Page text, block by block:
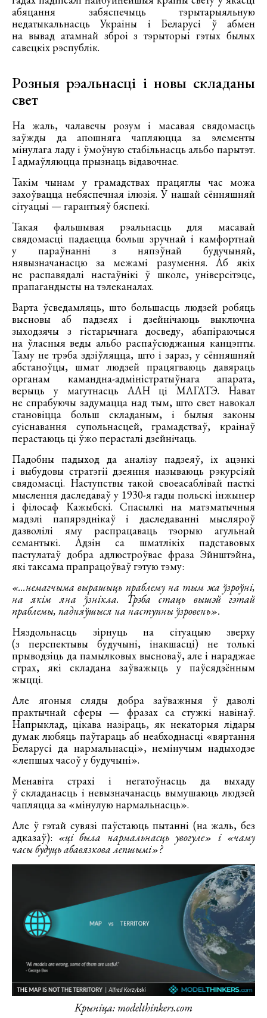
абяцання забяспечыць тэрытарыяльную
недатыкальнасць Украіны і Беларусі ў абмен
на вывад атамнай зброі з тэрыторыі гэтых былых
савецкіх рэспублік.
Розныя рэальнасці і новы складаны
свет
На жаль, чалавечы розум і масавая свядомасць
заўжды да апошняга чапляюцца за элементы
мінулага ладу і ўмоўную стабільнасць альбо парытэт.
І адмаўляюцца прызнаць відавочнае.
Такім чынам у грамадствах працяглы час можа
захоўвацца небяспечная ілюзія. У нашай сённяшняй
сітуацыі — гарантыяў бяспекі.
Такая фальшывая рэальнасць для масавай
свядомасці падаецца больш зручнай і камфортнай
у параўнанні з няпэўнай будучыняй,
нявызначанасцю за межамі разумення. Аб якіх
не распавядалі настаўнікі ў школе, універсітэце,
прапагандысты на тэлеканалах.
Варта ўсведамляць, што большасць людзей робяць
высновы аб падзеях і дзейнічаюць выключна
зыходзячы з гістарычнага досведу, абапіраючыся
на ўласныя веды альбо распаўсюджаныя канцэпты.
Таму не трэба здзіўляцца, што і зараз, у сённяшняй
абстаноўцы, шмат людзей працягваюць давяраць
органам камандна-адміністратыўнага апарата,
верыць у магутнасць ААН ці МАГАТЭ. Нават
не спрабуючы задумацца над тым, што свет навокал
становіцца больш складаным, і былыя законы
суіснавання супольнасцей, грамадстваў, краінаў
перастаюць ці ўжо перасталі дзейнічаць.
Падобны падыход да аналізу падзеяў, іх ацэнкі
і выбудовы стратэгіі дзеяння называюць рэкурсіяй
свядомасці. Наступствы такой своеасаблівай пасткі
мыслення даследаваў у 1930-я гады польскі інжынер
і філосаф Кажыбскі. Спасылкі на матэматычныя
мадэлі папярэднікаў і даследаванні мысляроў
дазволілі яму распрацаваць тэорыю агульнай
семантыкі. Адзін са шматлікіх падставовых
пастулатаў добра адлюстроўвае фраза Эйнштэйна,
які таксама прапрацоўваў гэтую тэму:
«...немагчыма вырашыць праблему на тым жа ўзроўні,
на якім яна ўзнікла. Трэба стаць вышэй гэтай
праблемы, падняўшыся на наступны ўзровень».
Няздольнасць зірнуць на сітуацыю зверху
(з перспектывы будучыні, інакшасці) не толькі
прыводзіць да памылковых высноваў, але і нараджае
страх, які складана заўважыць у паўсядзённым
жыцці.
Але ягоныя сляды добра заўважныя ў даволі
практычнай сферы — фразах са стужкі навінаў.
Напрыклад, цікава назіраць, як некаторыя лідары
думак любяць паўтараць аб неабходнасці «вяртання
Беларусі да нармальнасці», немінучым надыходзе
«лепшых часоў у будучыні».
Менавіта страхі і негатоўнасць да выхаду
ў складанасць і невызначанасць вымушаюць людзей
чапляцца за «мінулую нармальнасць».
Але ў гэтай сувязі паўстаюць пытанні (на жаль, без
адказаў): «ці была нармальнасць увогуле» і «чаму
часы будуць абавязкова лепшымі»?
Крыніца: modelthinkers.com